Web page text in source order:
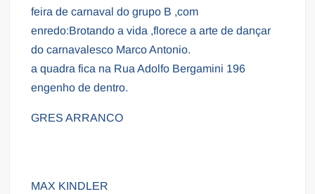
feira de carnaval do grupo B ,com
enredo:Brotando a vida ,florece a arte de dançar
do carnavalesco Marco Antonio.
a quadra fica na Rua Adolfo Bergamini 196
engenho de dentro.
GRES ARRANCO
MAX KINDLER